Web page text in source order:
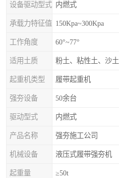
设备驱动型式 内燃式
承载力特征值 150Kpa~300Kpa
工作角度 60°~77°
适用土质 粉土、粘性土、沙土
起重机类型 履带起重机
强夯设备 50余台
驱动型式 内燃式
产品名称 强夯施工公司
机械设备 液压式履带强夯机
起重量 ≥50t